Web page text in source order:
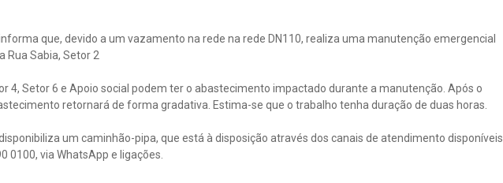
que, devido a um vazamento na rede na rede DN110, realiza uma manutenção emergencial
Rua Sabia, Setor 2
4, Setor 6 e Apoio social podem ter o abastecimento impactado durante a manutenção. Após o
retornará de forma gradativa. Estima-se que o trabalho tenha duração de duas horas.
um caminhão-pipa, que está à disposição através dos canais de atendimento disponíveis
0100, via WhatsApp e ligações.